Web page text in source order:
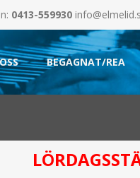
0413-559930
BEGAGNAT/REA